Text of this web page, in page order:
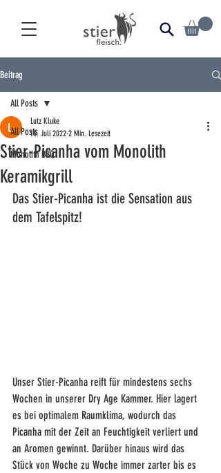
Beitrag
All Posts
Monolith BBQ
All Posts
Stier-Picanha vom Monolith
Keramikgrill
Lutz Kluke
16. Juli 2022 2 Min. Lesezeit
Das Stier-Picanha ist die Sensation aus
dem Tafelspitz!
Unser Stier-Picanha reift für mindestens sechs
Wochen in unserer Dry Age Kammer. Hier lagert
es bei optimalem Raumklima, wodurch das
Picanha mit der Zeit an Feuchtigkeit verliert und
an Aromen gewinnt. Darüber hinaus wird das
Stück von Woche zu Woche immer zarter bis es